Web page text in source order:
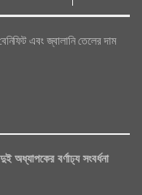
এবং জ্বালানি তেলের দাম
অধ্যাপকের বর্ণাঢ্য সংবর্ধনা